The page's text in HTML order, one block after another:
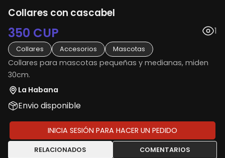
Collares con cascabel
350 CUP 1
Collares Accesorios Mascotas
Collares para mascotas pequeñas y medianas, miden
30cm.
La Habana
Envio disponible
INICIA SESIÓN PARA HACER UN PEDIDO
RELACIONADOS COMENTARIOS